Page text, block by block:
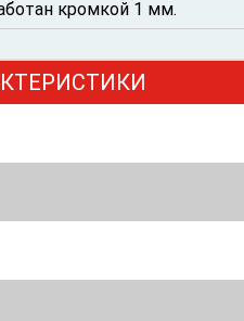
кромкой 1 мм.